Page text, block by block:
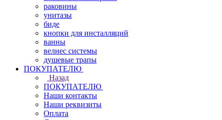
раковины
унитазы
биде
кнопки для инсталляций
ванны
велнес системы
душевые трапы
ПОКУПАТЕЛЮ
Назад
ПОКУПАТЕЛЮ
Наши контакты
Наши реквизиты
Оплата